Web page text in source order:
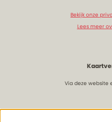
Bekijk onze
Lees meer
Via deze website